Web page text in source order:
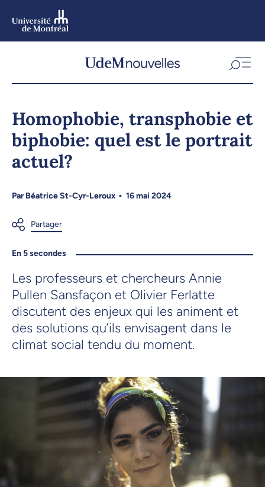
Homophobie, transphobie et
biphobie: quel est le portrait
actuel?
ParBéatrice St-Cyr-Leroux 16 mai 2024
En 5 secondes
Les professeurs et chercheurs Annie
Pullen Sansfaçon et Olivier Ferlatte
discutent des enjeux qui les animent et
des solutions qu’ils envisagent dans le
climat social tendu du moment.